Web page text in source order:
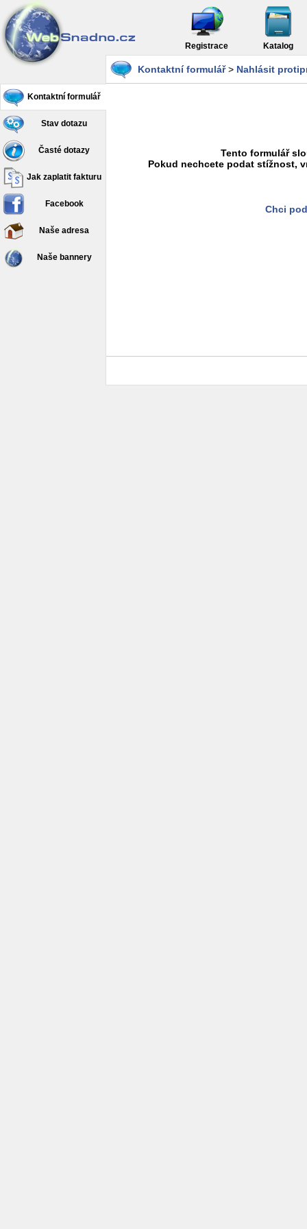
Registrace Katalog
Kontaktní formulář
Stav dotazu
Časté dotazy
Jak zaplatit fakturu
Facebook
Naše adresa
Naše bannery
Kontaktní formulář> Nahlásit
Tento formulář
Pokud nechcete podat stížnost,
Chci